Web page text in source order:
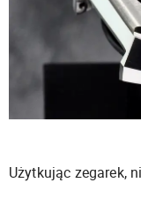
Użytkując zegarek,